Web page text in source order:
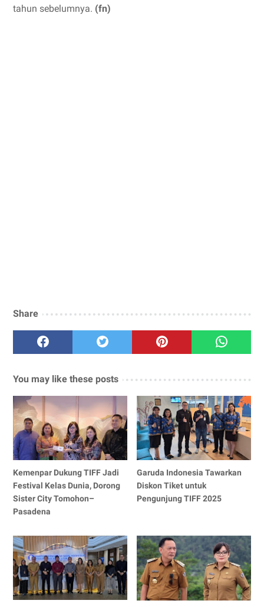
tahun sebelumnya. (fn)
Share
You may like these posts
Kemenpar Dukung TIFF Jadi
Festival Kelas Dunia, Dorong
Sister City Tomohon–
Pasadena
Garuda Indonesia Tawarkan
Diskon Tiket untuk
Pengunjung TIFF 2025